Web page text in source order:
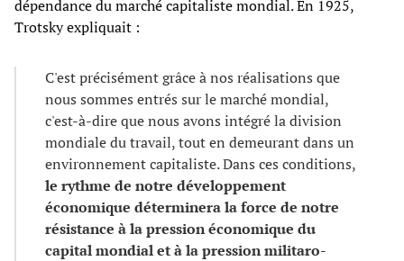
dépendance du marché capitaliste mondial. En 1925,
Trotsky expliquait :
C'est précisément grâce à nos réalisations que
nous sommes entrés sur le marché mondial,
c'est-à-dire que nous avons intégré la division
mondiale du travail, tout en demeurant dans un
environnement capitaliste. Dans ces conditions,
le rythme de notre développement
économique déterminera la force de notre
résistance à la pression économique du
capital mondial et à la pression militaro-